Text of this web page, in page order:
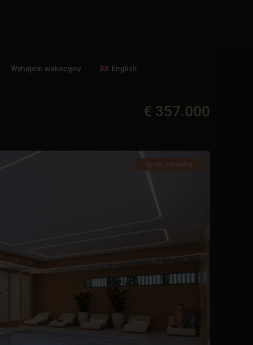
Wynajem wakacyjny English
€ 357.000
Rynek pierwotny
Poprzedni